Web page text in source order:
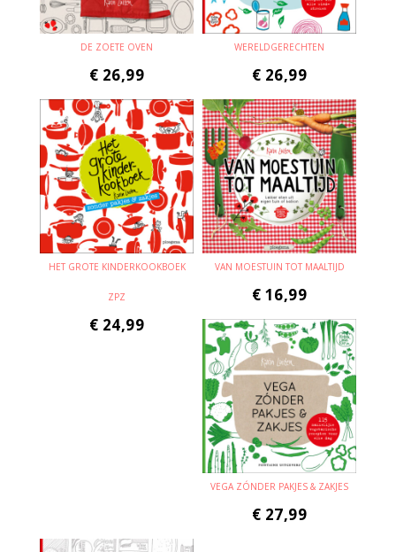
DE ZOETE OVEN
€ 26,99
WERELDGERECHTEN
€ 26,99
HET GROTE KINDERKOOKBOEK
ZPZ
€ 24,99
VAN MOESTUIN TOT MAALTIJD
€ 16,99
VEGA ZÓNDER PAKJES & ZAKJES
€ 27,99